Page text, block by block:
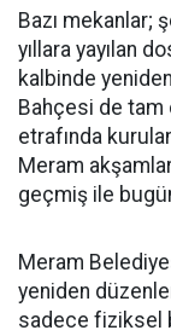
Bazı mekanlar;
yıllara yayılan
kalbinde
Bahçesi de tam
etrafında
Meram
geçmiş ile
Meram
yeniden
sadece fiziksel